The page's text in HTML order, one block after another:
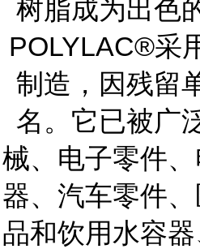
树脂成为出色
POLYLAC®采
制造，因残留
名。它已被广
械、电子零件
器、汽车零件
品和饮用水容器